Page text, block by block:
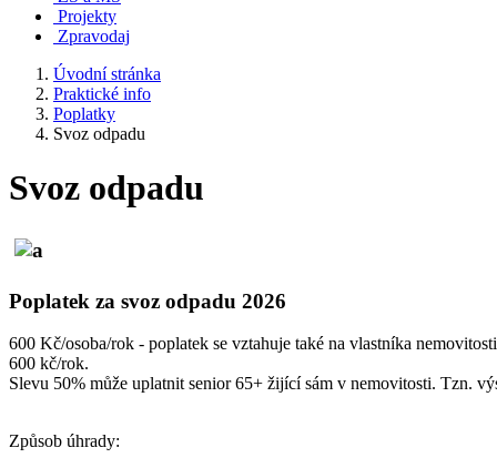
Projekty
Zpravodaj
Úvodní stránka
Praktické info
Poplatky
Svoz odpadu
Svoz odpadu
Poplatek za svoz odpadu 2026
600 Kč/osoba/rok - poplatek se vztahuje také na vlastníka
600 kč/rok.
Slevu 50% může uplatnit senior 65+ žijící sám v nemovitosti. Tzn.
Způsob úhrady: